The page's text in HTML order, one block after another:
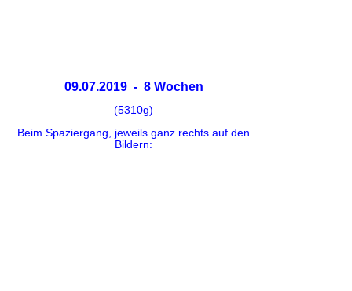
09.07.2019 - 8 Wochen
(5310g)
Beim Spaziergang, jeweils ganz rechts auf den
Bildern: